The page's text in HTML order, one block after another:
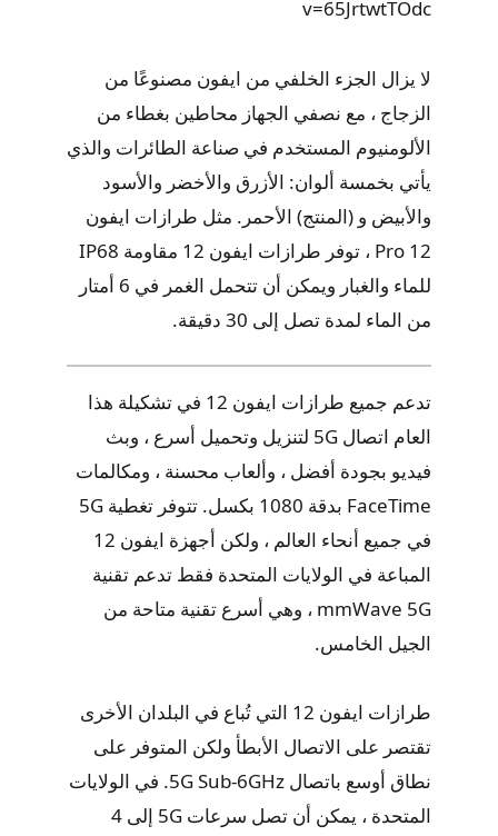
v=65JrtwtTOdc
لا يزال الجزء الخلفي من ايفون مصنوعًا من
الزجاج ، مع نصفي الجهاز محاطين بغطاء من
الألومنيوم المستخدم في صناعة الطائرات والذي
يأتي بخمسة ألوان: الأزرق والأخضر والأسود
والأبيض و (المنتج) الأحمر. مثل طرازات ايفون
12 Pro ، توفر طرازات ايفون 12 مقاومة IP68
للماء والغبار ويمكن أن تتحمل الغمر في 6 أمتار
من الماء لمدة تصل إلى 30 دقيقة.
تدعم جميع طرازات ايفون 12 في تشكيلة هذا
العام اتصال 5G لتنزيل وتحميل أسرع ، وبث
فيديو بجودة أفضل ، وألعاب محسنة ، ومكالمات
FaceTime بدقة 1080 بكسل. تتوفر تغطية 5G
في جميع أنحاء العالم ، ولكن أجهزة ايفون 12
المباعة في الولايات المتحدة فقط تدعم تقنية
mmWave 5G ، وهي أسرع تقنية متاحة من
الجيل الخامس.
طرازات ايفون 12 التي تُباع في البلدان الأخرى
تقتصر على الاتصال الأبطأ ولكن المتوفر على
نطاق أوسع باتصال 5G Sub-6GHz. في الولايات
المتحدة ، يمكن أن تصل سرعات 5G إلى 4